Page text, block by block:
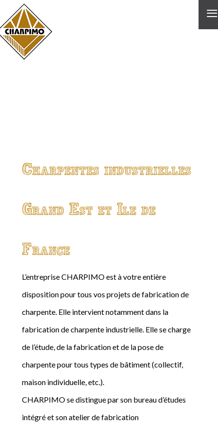
≡
Charpentes industrielles
Grand Est et Ile de
France
L’entreprise CHARPIMO est à votre entière
disposition pour tous vos projets de fabrication de
charpente. Elle intervient notamment dans la
fabrication de charpente industrielle. Elle se charge
de l’étude, de la fabrication et de la pose de
charpente pour tous types de bâtiment (collectif,
maison individuelle, etc.).
CHARPIMO se distingue par son bureau d’études
intégré et son atelier de fabrication